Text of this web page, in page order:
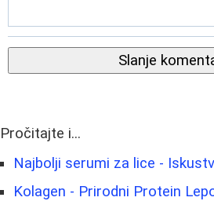
Slanje
Pročitajte i...
Najbolji serumi za lice -
Kolagen - Prirodni Protein